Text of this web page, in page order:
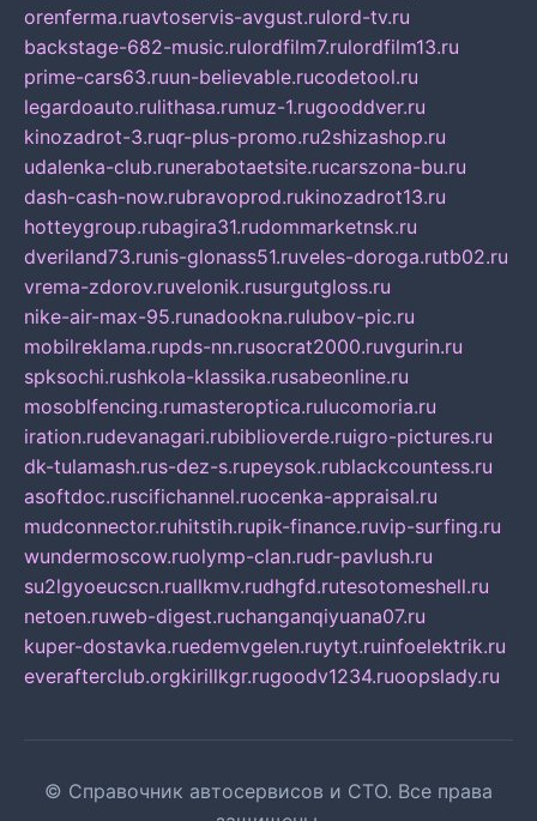
orenferma.ruavtoservis-avgust.rulord-tv.ru
backstage-682-music.rulordfilm7.rulordfilm13.ru
prime-cars63.ruun-believable.rucodetool.ru
legardoauto.rulithasa.rumuz-1.rugooddver.ru
kinozadrot-3.ruqr-plus-promo.ru2shizashop.ru
udalenka-club.runerabotaetsite.rucarszona-bu.ru
dash-cash-now.rubravoprod.rukinozadrot13.ru
hotteygroup.rubagira31.rudommarketnsk.ru
dveriland73.runis-glonass51.ruveles-doroga.rutb02.ru
vrema-zdorov.ruvelonik.rusurgutgloss.ru
nike-air-max-95.runadookna.rulubov-pic.ru
mobilreklama.rupds-nn.rusocrat2000.ruvgurin.ru
spksochi.rushkola-klassika.rusabeonline.ru
mosoblfencing.rumasteroptica.rulucomoria.ru
iration.rudevanagari.rubiblioverde.ruigro-pictures.ru
dk-tulamash.rus-dez-s.rupeysok.rublackcountess.ru
asoftdoc.ruscifichannel.ruocenka-appraisal.ru
mudconnector.ruhitstih.rupik-finance.ruvip-surfing.ru
wundermoscow.ruolymp-clan.rudr-pavlush.ru
su2lgyoeucscn.ruallkmv.rudhgfd.rutesotomeshell.ru
netoen.ruweb-digest.ruchanganqiyuana07.ru
kuper-dostavka.ruedemvgelen.ruytyt.ruinfoelektrik.ru
everafterclub.orgkirillkgr.rugoodv1234.ruoopslady.ru
© Справочник автосервисов и СТО. Все права